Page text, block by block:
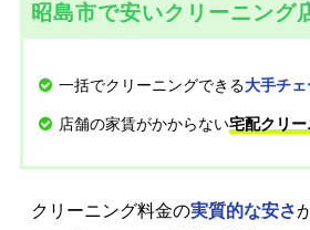
昭島市で安いクリーニング
一括でクリーニングできる大手チ
店舗の家賃がかからない宅配クリ
クリーニング料金の実質的な安さ